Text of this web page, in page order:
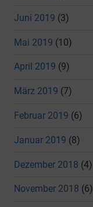
Juni 2019 (3)
Mai 2019 (10)
April 2019 (9)
März 2019 (7)
Februar 2019 (6)
Januar 2019 (8)
Dezember 2018 (4)
November 2018 (6)